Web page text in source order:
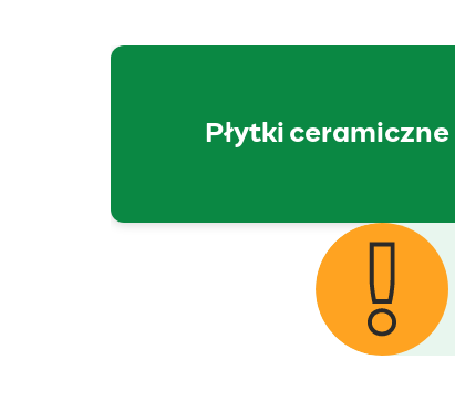
Płytki ceramiczne